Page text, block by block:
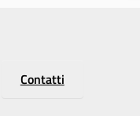
Contatti